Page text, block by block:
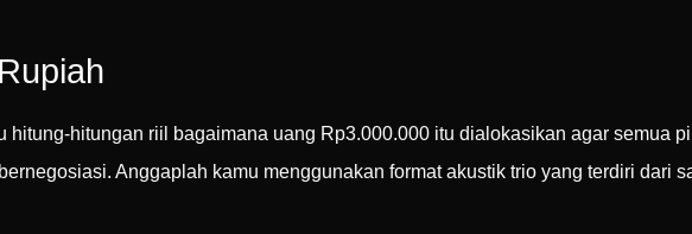
hitungan riil bagaimana uang Rp3.000.000 itu dialokasikan agar semua
Anggaplah kamu menggunakan format akustik trio yang terdiri dari